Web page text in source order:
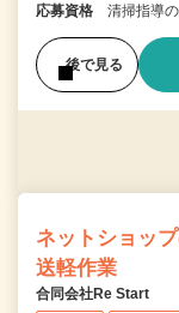
応募資格 清掃指導
後で見る
ネットショッ
送軽作業
合同会社Re Start